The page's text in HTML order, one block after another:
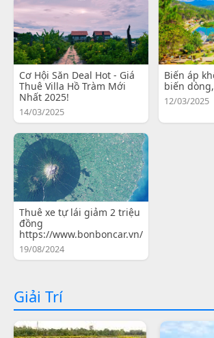
Cơ Hội Săn Deal Hot - Giá
Thuê Villa Hồ Tràm Mới
Nhất 2025!
14/03/2025
Biến áp
biến
12/03/2025
Thuê xe tự lái giảm 2 triệu
đồng
https://www.bonboncar.vn/
19/08/2024
Giải Trí